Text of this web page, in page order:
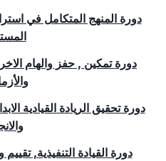
دورة المنهج المتكامل في
دورة تمكين , حفز والهام
دورة تحقيق الريادة القيادية
دورة القيادة التنفيذية,